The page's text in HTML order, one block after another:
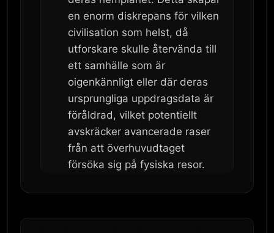
en enorm diskrepans för vilken
civilisation som helst, då
utforskare skulle återvända till
ett samhälle som är
oigenkännligt eller där deras
ursprungliga uppdragsdata är
föråldrad, vilket potentiellt
avskräcker avancerade raser
från att överhuvudtaget
försöka sig på fysiska resor.